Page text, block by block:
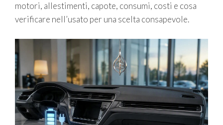
motori, allestimenti, capote, consumi, costi e cosa
verificare nell’usato per una scelta consapevole.